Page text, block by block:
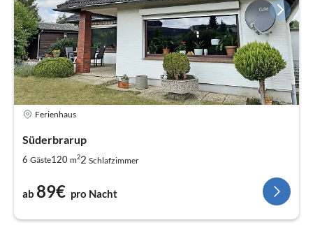
Ferienhaus
Süderbrarup
6 Gäste120 m22 Schlafzimmer
ab 89€ pro Nacht